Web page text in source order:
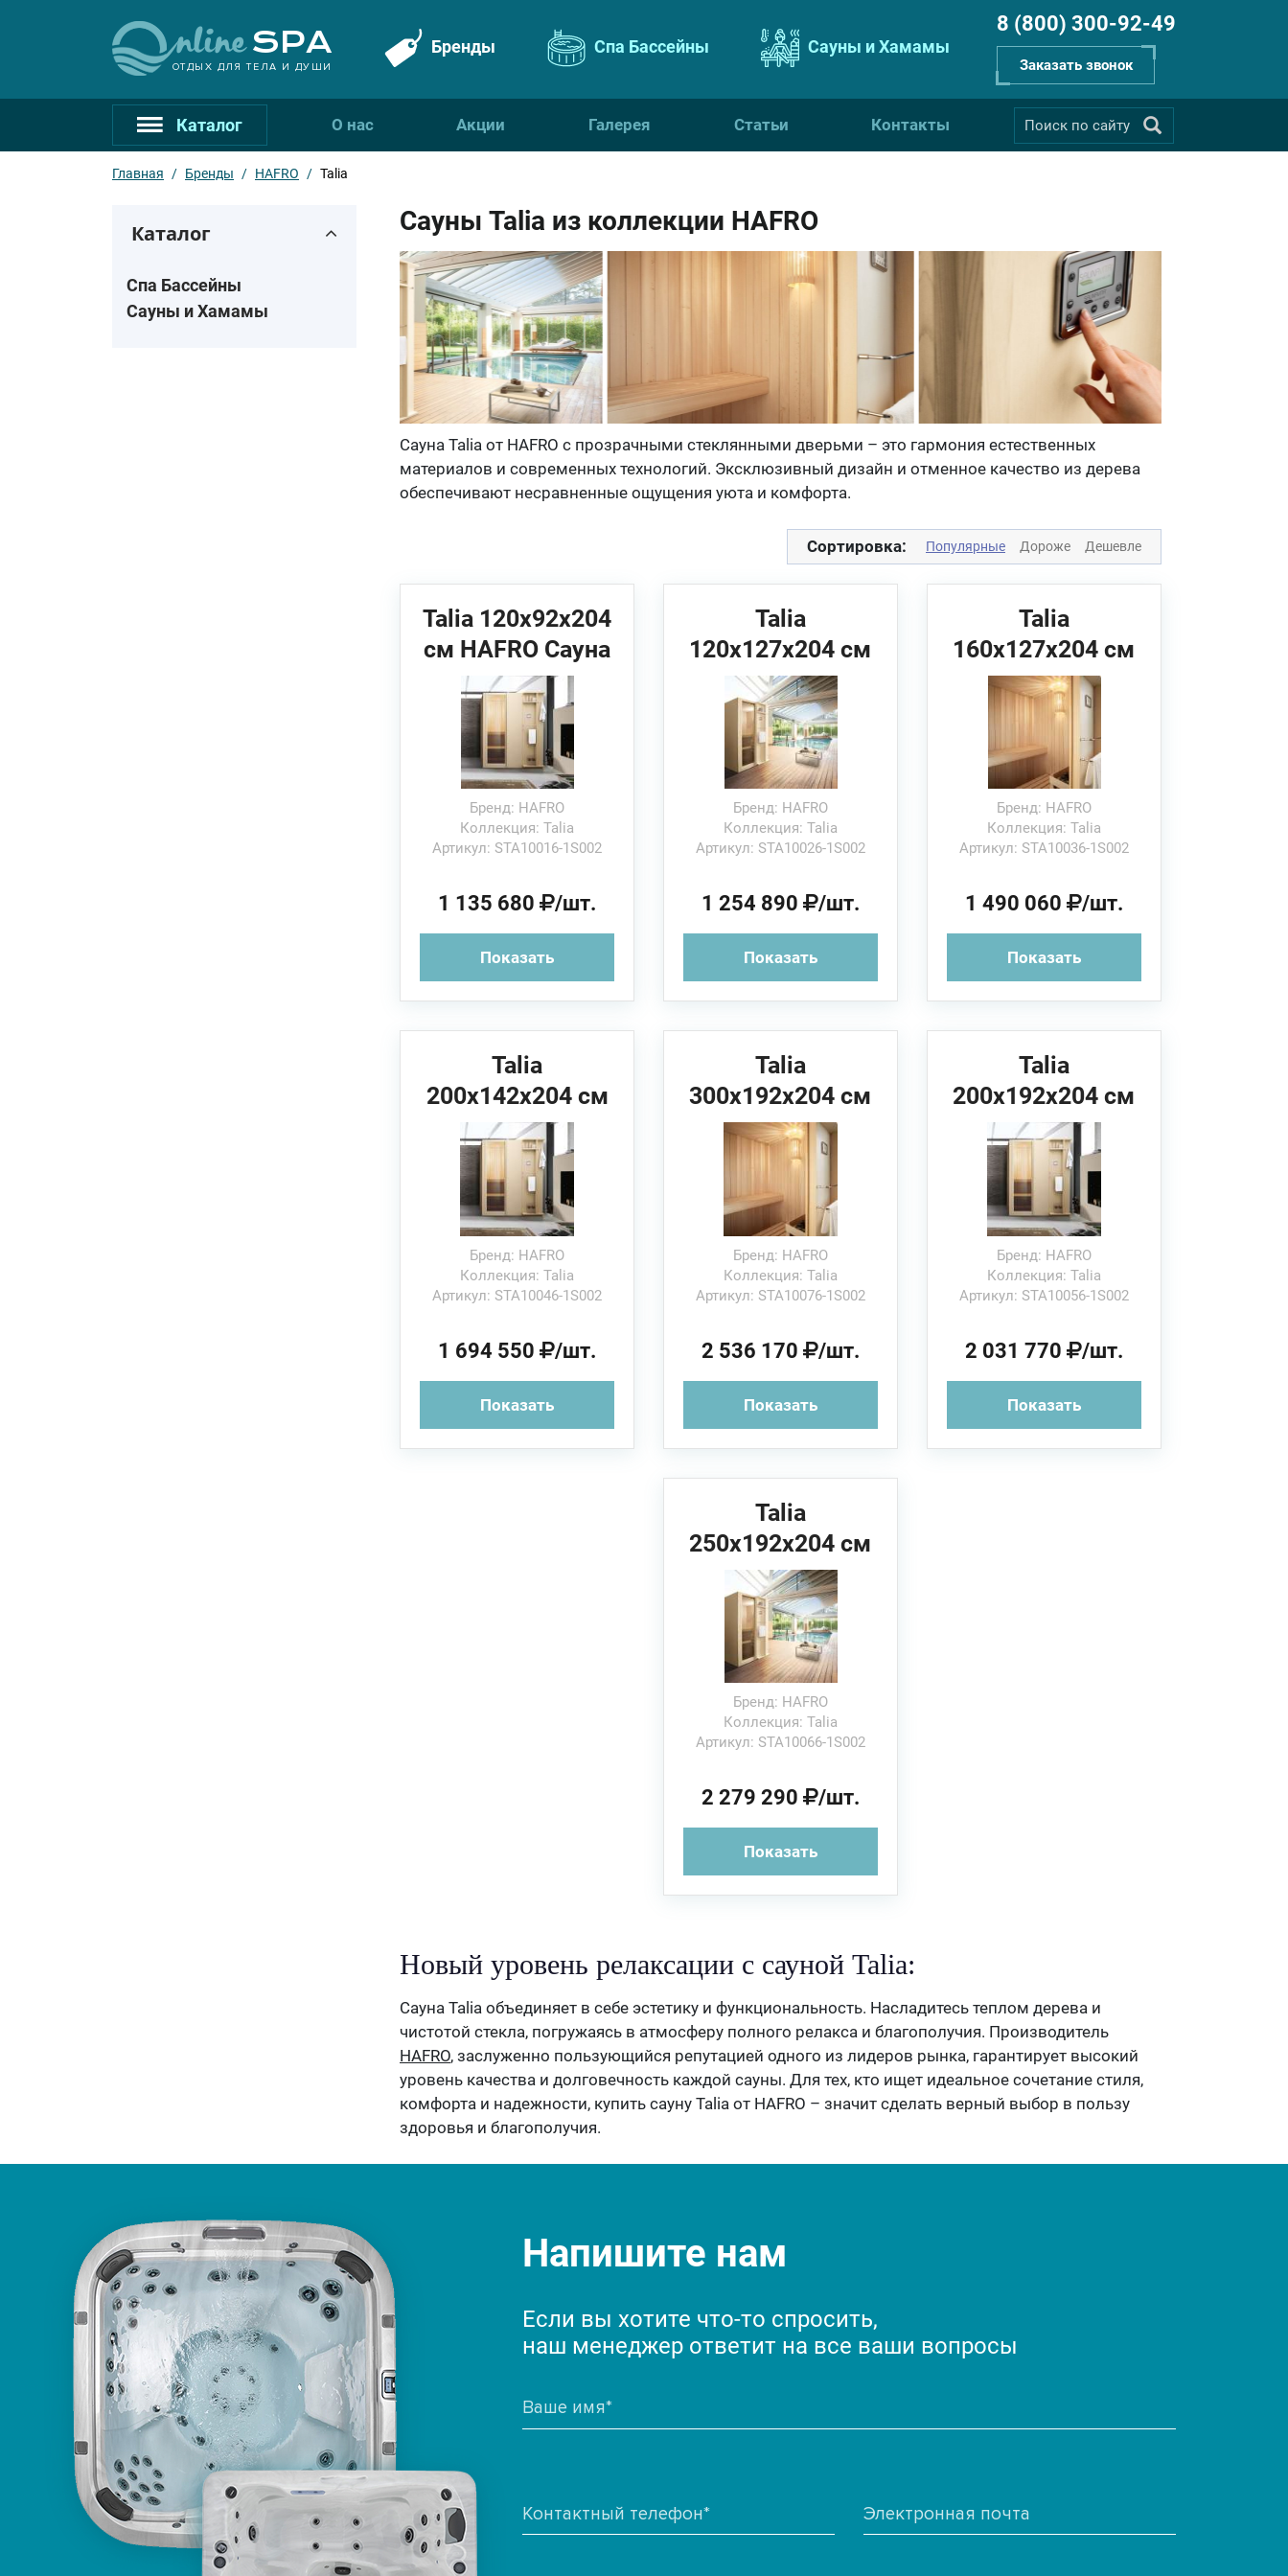
ОТДЫХ ДЛЯ ТЕЛА И ДУШИ
Бренды Спа Бассейны Сауны и Хамамы
8 (800) 300-92-49
Заказать звонок
Каталог О нас Акции Галерея Статьи Контакты
Главная / Бренды / HAFRO / Talia
Каталог
Спа Бассейны
Сауны и Хамамы
Сауны Talia из коллекции HAFRO
Сауна Talia от HAFRO с прозрачными стеклянными дверьми – это гармония естественных
материалов и современных технологий. Эксклюзивный дизайн и отменное качество из дерева
обеспечивают несравненные ощущения уюта и комфорта.
Сортировка: Популярные Дороже Дешевле
Talia 120x92x204
см HAFRO Сауна
(угловая/
пристенная/в
нишу)
Бренд: HAFRO
Коллекция: Talia
Артикул: STA10016-1S002
1 135 680 /шт.
Показать
Talia
120x127x204 см
HAFRO Сауна
(угловая/
пристенная/в
нишу)
Бренд: HAFRO
Коллекция: Talia
Артикул: STA10026-1S002
1 254 890 /шт.
Показать
Talia
160x127x204 см
HAFRO Сауна
(угловая/
пристенная/в
нишу)
Бренд: HAFRO
Коллекция: Talia
Артикул: STA10036-1S002
1 490 060 /шт.
Показать
Talia
200x142x204 см
HAFRO Сауна
(угловая/
пристенная/в
нишу)
Бренд: HAFRO
Коллекция: Talia
Артикул: STA10046-1S002
1 694 550 /шт.
Показать
Talia
300x192x204 см
HAFRO Сауна
(угловая/
пристенная/в
нишу)
Бренд: HAFRO
Коллекция: Talia
Артикул: STA10076-1S002
2 536 170 /шт.
Показать
Talia
200x192x204 см
HAFRO Сауна
(угловая/
пристенная/в
нишу)
Бренд: HAFRO
Коллекция: Talia
Артикул: STA10056-1S002
2 031 770 /шт.
Показать
Talia
250x192x204 см
HAFRO Сауна
(угловая/
пристенная/в
нишу)
Бренд: HAFRO
Коллекция: Talia
Артикул: STA10066-1S002
2 279 290 /шт.
Показать
Новый уровень релаксации с сауной Talia:
Сауна Talia объединяет в себе эстетику и функциональность. Насладитесь теплом дерева и
чистотой стекла, погружаясь в атмосферу полного релакса и благополучия. Производитель
HAFRO, заслуженно пользующийся репутацией одного из лидеров рынка, гарантирует высокий
уровень качества и долговечность каждой сауны. Для тех, кто ищет идеальное сочетание стиля,
комфорта и надежности, купить сауну Talia от HAFRO – значит сделать верный выбор в пользу
здоровья и благополучия.
Напишите нам
Если вы хотите что-то спросить,
наш менеджер ответит на все ваши вопросы